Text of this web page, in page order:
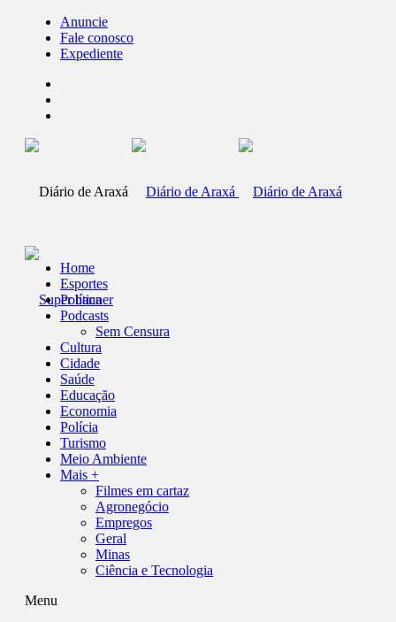
Anuncie
Fale conosco
Expediente
Home
Esportes
Política
Podcasts
Sem Censura
Cultura
Cidade
Saúde
Educação
Economia
Polícia
Turismo
Meio Ambiente
Mais +
Filmes em cartaz
Agronegócio
Empregos
Geral
Minas
Ciência e Tecnologia
Menu